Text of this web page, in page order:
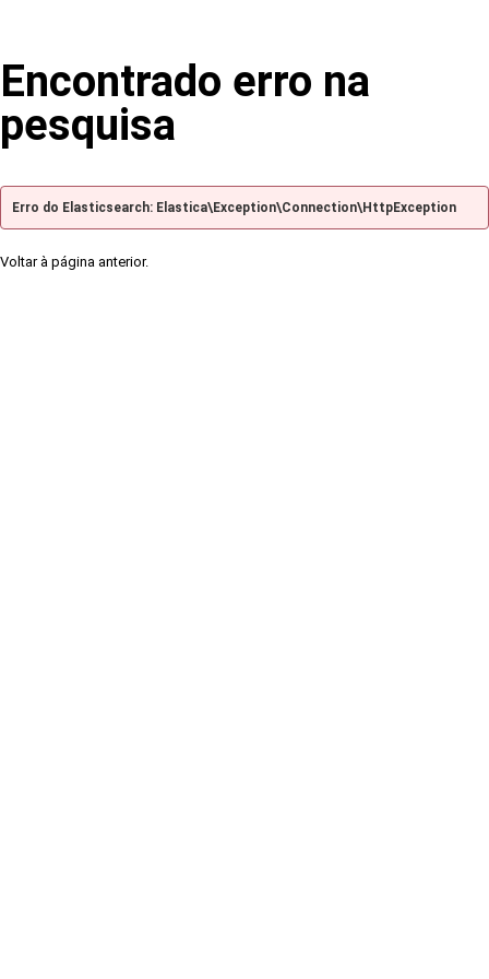
Encontrado erro na
pesquisa
Erro do Elasticsearch: Elastica\Exception\Connection\HttpException
Voltar à página anterior.